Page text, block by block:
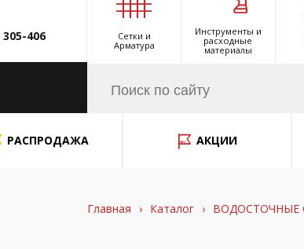
305-406
Сетки и
Арматура
Инструменты и
расходные
материалы
РАСПРОДАЖА АКЦИИ
Главная › Каталог › ВОДОСТОЧНЫЕ